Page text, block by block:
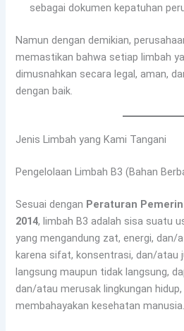
sebagai dokumen kepatuhan
Namun dengan demikian,
memastikan bahwa setiap limbah
dimusnahkan secara legal, aman,
dengan baik.
Jenis Limbah yang Kami Tangani
Pengelolaan Limbah B3 (Bahan
Sesuai dengan Peraturan
2014, limbah B3 adalah sisa suatu
yang mengandung zat, energi, dan/
karena sifat, konsentrasi, dan/atau
langsung maupun tidak langsung,
dan/atau merusak lingkungan
membahayakan kesehatan manusia.